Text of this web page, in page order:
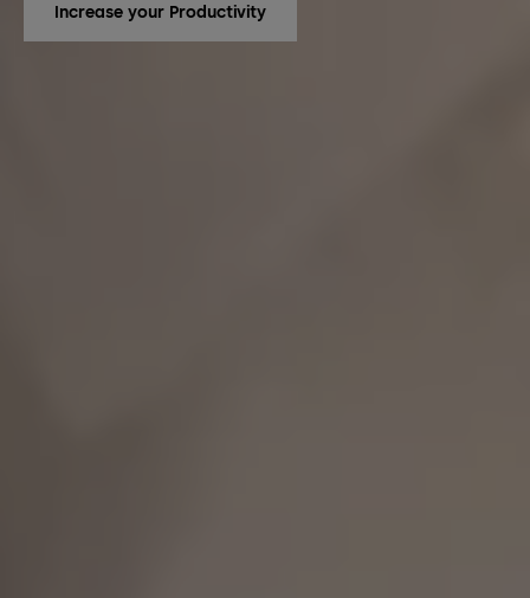
Increase your Productivity